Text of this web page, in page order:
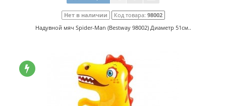
Нет в наличии Код товара: 98002
Надувной мяч Spider-Man (Bestway 98002) Диаметр 51см..